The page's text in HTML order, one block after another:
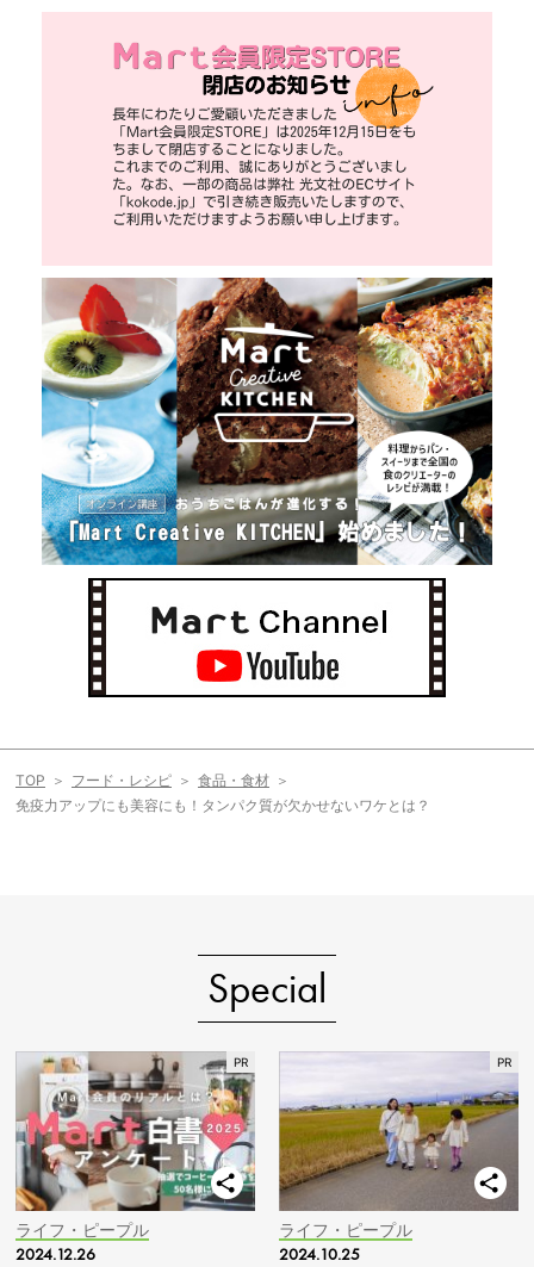
TOP フード・レシピ
食品・食材
免疫力アップにも美容にも！タンパク質が欠かせないワケとは？
Special
ライフ・ピープル
2024.12.26
ライフ・ピープル
2024.10.25